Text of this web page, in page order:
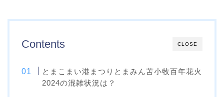
CLOSE
Contents
とまこまい港まつりとまみん苫小牧百年花火
2024の混雑状況は？